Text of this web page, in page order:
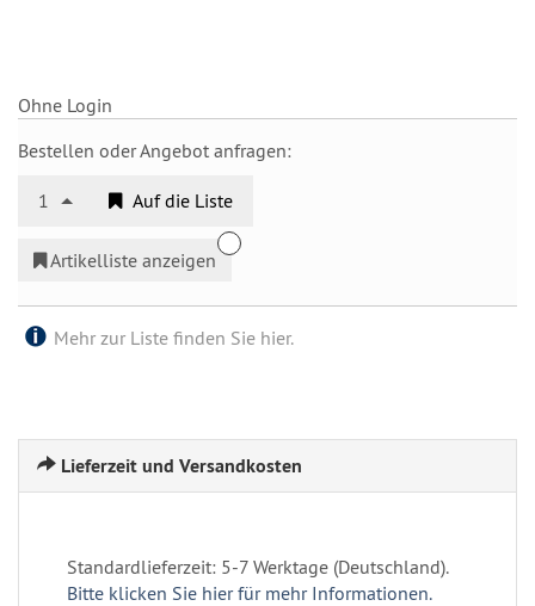
Ohne Login
Bestellen oder Angebot anfragen:
1 Auf die Liste
Artikelliste anzeigen
Mehr zur Liste finden Sie hier.
Lieferzeit und Versandkosten
Standardlieferzeit: 5-7 Werktage (Deutschland).
Bitte klicken Sie hier für mehr Informationen.